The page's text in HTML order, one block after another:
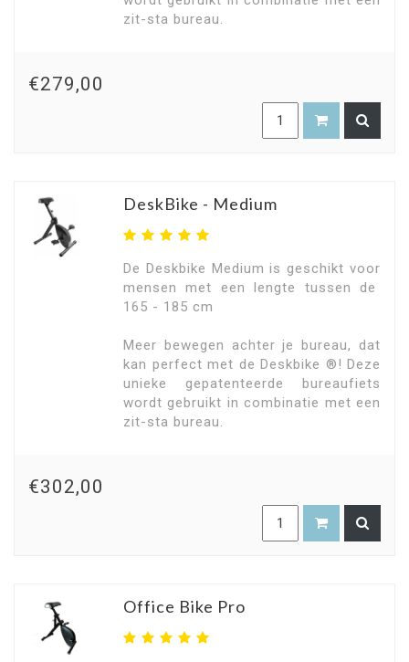
zit-sta bureau.
€279,00
DeskBike - Medium
De Deskbike Medium is geschikt voor
mensen met een lengte tussen de
165 - 185 cm
Meer bewegen achter je bureau, dat
kan perfect met de Deskbike ®! Deze
unieke gepatenteerde bureaufiets
wordt gebruikt in combinatie met een
zit-sta bureau.
€302,00
Office Bike Pro